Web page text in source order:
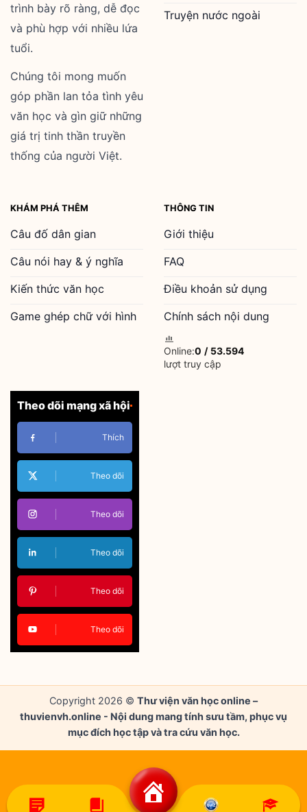
trình bày rõ ràng, dễ đọc
và phù hợp với nhiều lứa
tuổi.
Chúng tôi mong muốn
góp phần lan tỏa tình yêu
văn học và gìn giữ những
giá trị tinh thần truyền
thống của người Việt.
Truyện nước ngoài
KHÁM PHÁ THÊM
Câu đố dân gian
Câu nói hay & ý nghĩa
Kiến thức văn học
Game ghép chữ với hình
THÔNG TIN
Giới thiệu
FAQ
Điều khoản sử dụng
Chính sách nội dung
Online:0 / 53.594
lượt truy cập
Theo dõi mạng xã hội
Thích
Theo dõi
Theo dõi
Theo dõi
Theo dõi
Theo dõi
Copyright 2026 © Thư viện văn học online –
thuvienvh.online - Nội dung mang tính sưu tầm, phục vụ
mục đích học tập và tra cứu văn học.